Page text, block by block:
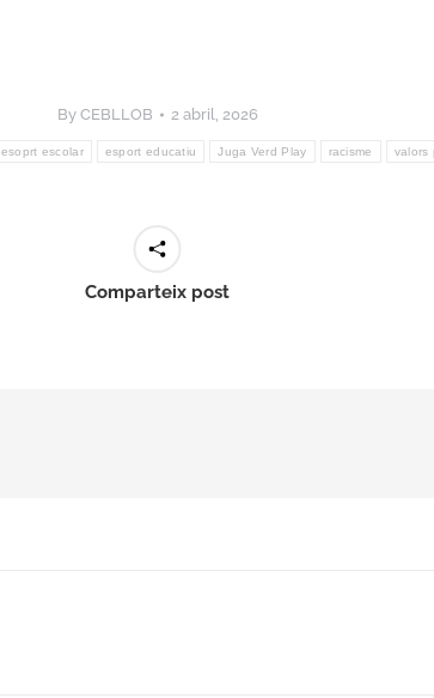
By CEBLLOB 2 abril, 2026
esoprt escolar esport educatiu Juga Verd Play racisme valors
Comparteix post